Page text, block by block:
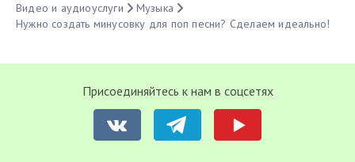
Видео и аудиоуслуги
Музыка
Нужно создать минусовку для поп песни? Сделаем идеально!
Присоединяйтесь к нам в соцсетях